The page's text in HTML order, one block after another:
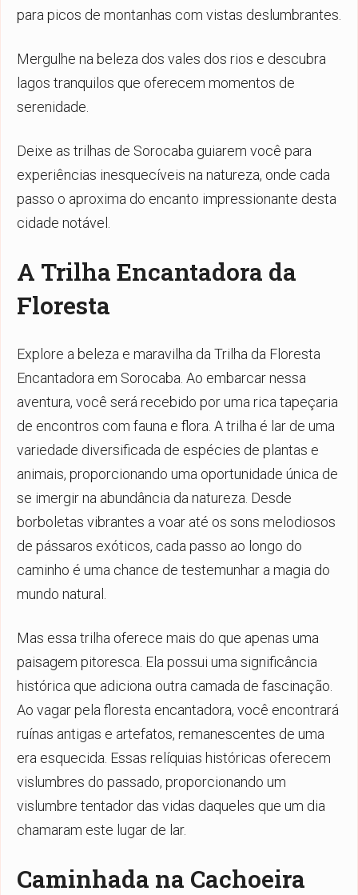
para picos de montanhas com vistas deslumbrantes.
Mergulhe na beleza dos vales dos rios e descubra
lagos tranquilos que oferecem momentos de
serenidade.
Deixe as trilhas de Sorocaba guiarem você para
experiências inesquecíveis na natureza, onde cada
passo o aproxima do encanto impressionante desta
cidade notável.
A Trilha Encantadora da
Floresta
Explore a beleza e maravilha da Trilha da Floresta
Encantadora em Sorocaba. Ao embarcar nessa
aventura, você será recebido por uma rica tapeçaria
de encontros com fauna e flora. A trilha é lar de uma
variedade diversificada de espécies de plantas e
animais, proporcionando uma oportunidade única de
se imergir na abundância da natureza. Desde
borboletas vibrantes a voar até os sons melodiosos
de pássaros exóticos, cada passo ao longo do
caminho é uma chance de testemunhar a magia do
mundo natural.
Mas essa trilha oferece mais do que apenas uma
paisagem pitoresca. Ela possui uma significância
histórica que adiciona outra camada de fascinação.
Ao vagar pela floresta encantadora, você encontrará
ruínas antigas e artefatos, remanescentes de uma
era esquecida. Essas relíquias históricas oferecem
vislumbres do passado, proporcionando um
vislumbre tentador das vidas daqueles que um dia
chamaram este lugar de lar.
Caminhada na Cachoeira